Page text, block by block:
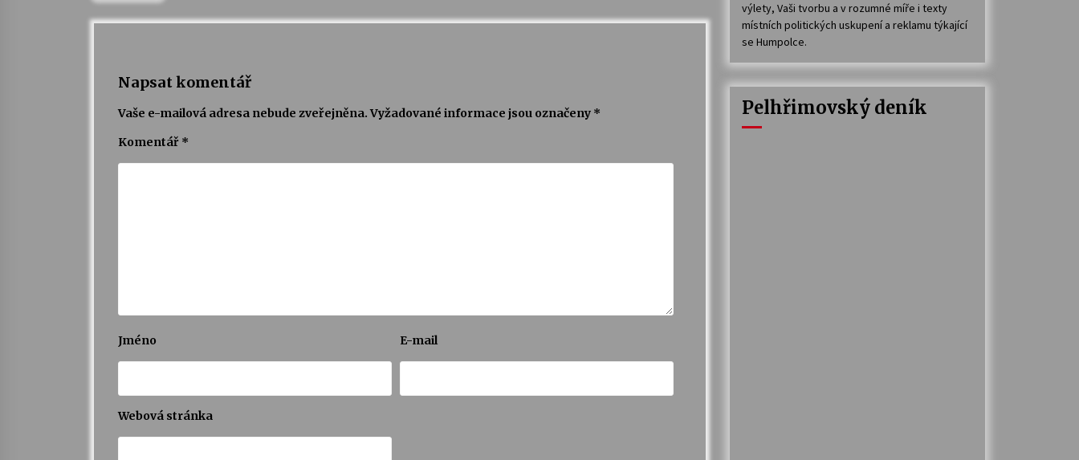
Napsat komentář
Vaše e-mailová adresa nebude zveřejněna. Vyžadované informace jsou označeny *
Komentář *
Jméno E-mail
Webová stránka
výlety, Vaši tvorbu a v rozumné míře i texty
místních politických uskupení a reklamu týkající
se Humpolce.
Pelhřimovský deník